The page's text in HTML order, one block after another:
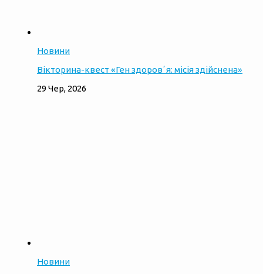
Новини
Вікторина-квест «Ген здоровʼя: місія здійснена»
29 Чер, 2026
Новини